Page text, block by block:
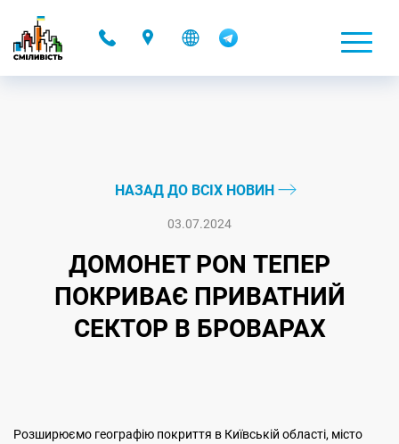
НАЗАД ДО ВСІХ НОВИН
03.07.2024
ДОМОНЕТ PON ТЕПЕР
ПОКРИВАЄ ПРИВАТНИЙ
СЕКТОР В БРОВАРАХ
Розширюємо географію покриття в Київській області, місто